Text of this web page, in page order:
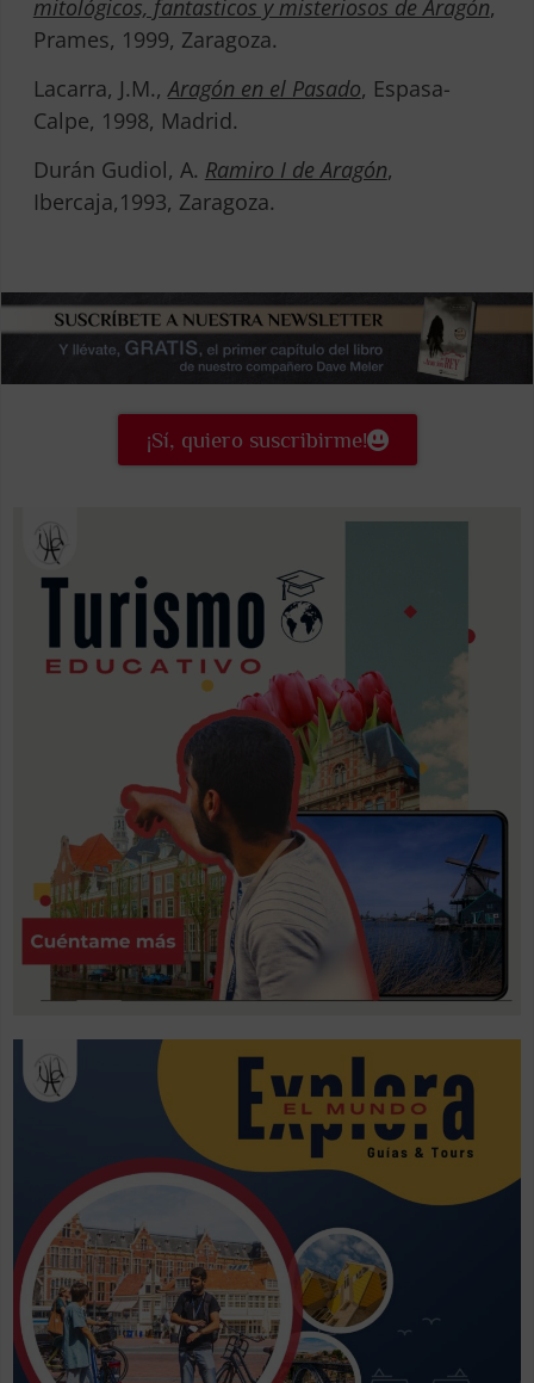
mitológicos, fantasticos y misteriosos de Aragón,
Prames, 1999, Zaragoza.
Lacarra, J.M.,Aragón en el Pasado, Espasa-
Calpe, 1998, Madrid.
Durán Gudiol, A. Ramiro I de Aragón,
Ibercaja,1993, Zaragoza.
¡Sí, quiero suscribirme!